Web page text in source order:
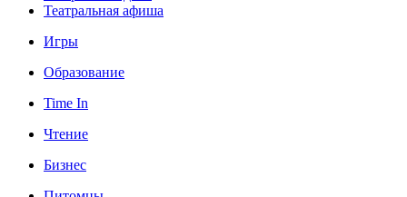
Театральная афиша
Игры
Образование
Time In
Чтение
Бизнес